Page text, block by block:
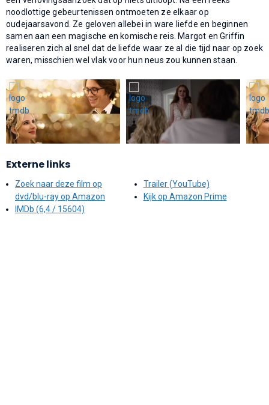
noodlottige gebeurtenissen ontmoeten ze elkaar op
oudejaarsavond. Ze geloven allebei in ware liefde en beginnen
samen aan een magische en komische reis. Margot en Griffin
realiseren zich al snel dat de liefde waar ze al die tijd naar op zoek
waren, misschien wel vlak voor hun neus zou kunnen staan.
Externe links
Zoek naar deze film op
dvd/blu-ray op Amazon
IMDb (6,4 / 15604)
Trailer (YouTube)
Kijk op Amazon Prime